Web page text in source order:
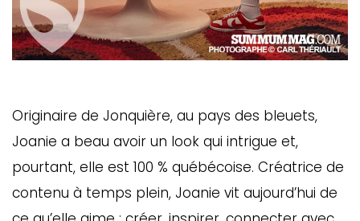
Originaire de Jonquière, au pays des bleuets,
Joanie a beau avoir un look qui intrigue et,
pourtant, elle est 100 % québécoise. Créatrice de
contenu à temps plein, Joanie vit aujourd’hui de